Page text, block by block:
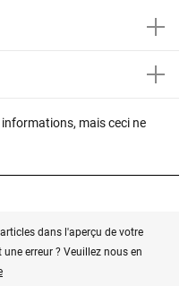
mais ceci ne
dans l'aperçu de votre
erreur ? Veuillez nous en